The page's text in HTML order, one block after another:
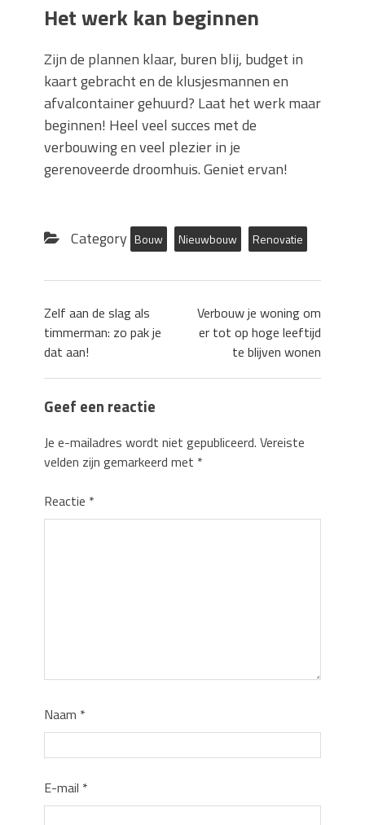
Het werk kan beginnen
Zijn de plannen klaar, buren blij, budget in
kaart gebracht en de klusjesmannen en
afvalcontainer gehuurd? Laat het werk maar
beginnen! Heel veel succes met de
verbouwing en veel plezier in je
gerenoveerde droomhuis. Geniet ervan!
Category Bouw Nieuwbouw Renovatie
Zelf aan de slag als
timmerman: zo pak je
dat aan!
Verbouw je woning om
er tot op hoge leeftijd
te blijven wonen
Geef een reactie
Je e-mailadres wordt niet gepubliceerd. Vereiste
velden zijn gemarkeerd met *
Reactie *
Naam *
E-mail *